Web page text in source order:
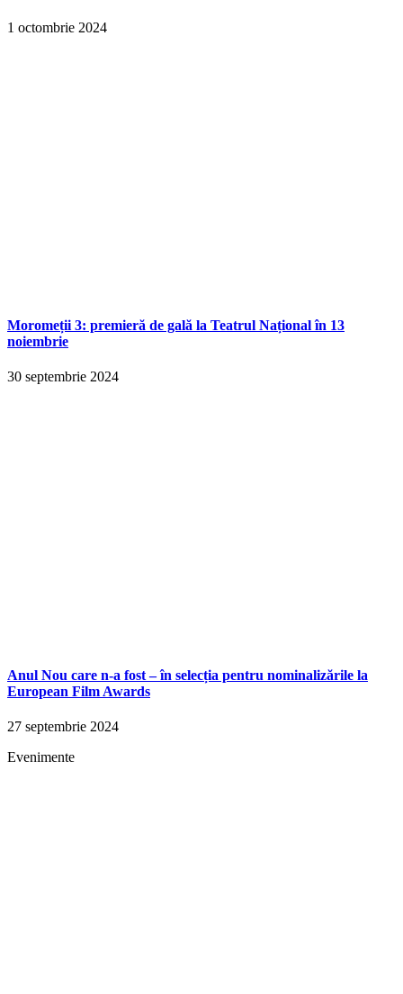
1 octombrie 2024
Moromeții 3: premieră de gală la Teatrul Național în 13
noiembrie
30 septembrie 2024
Anul Nou care n-a fost – în selecția pentru nominalizările la
European Film Awards
27 septembrie 2024
Evenimente